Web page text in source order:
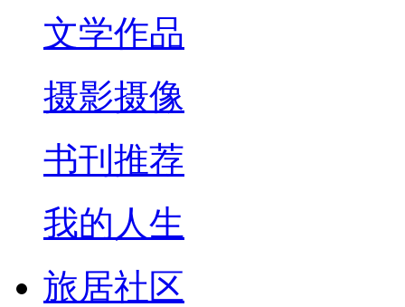
文学作品
摄影摄像
书刊推荐
我的人生
旅居社区